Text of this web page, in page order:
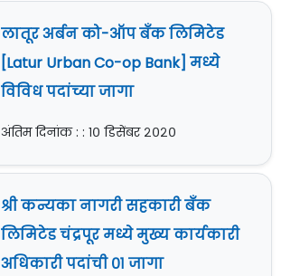
लातूर अर्बन को-ऑप बँक लिमिटेड
[Latur Urban Co-op Bank] मध्ये
विविध पदांच्या जागा
अंतिम दिनांक : : १० डिसेंबर २०२०
श्री कन्यका नागरी सहकारी बँक
लिमिटेड चंद्रपूर मध्ये मुख्य कार्यकारी
अधिकारी पदांची ०१ जागा